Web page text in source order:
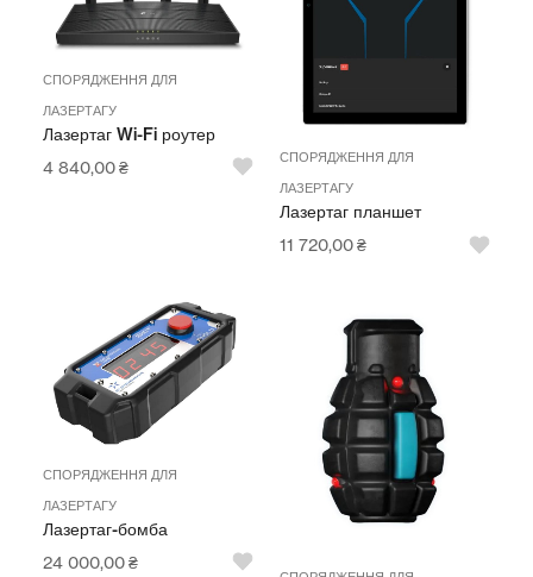
СПОРЯДЖЕННЯ ДЛЯ
ЛАЗЕРТАГУ
Лазертаг Wi-Fi роутер
4 840,00₴
СПОРЯДЖЕННЯ ДЛЯ
ЛАЗЕРТАГУ
Лазертаг планшет
11 720,00₴
СПОРЯДЖЕННЯ ДЛЯ
ЛАЗЕРТАГУ
Лазертаг-бомба
24 000,00₴